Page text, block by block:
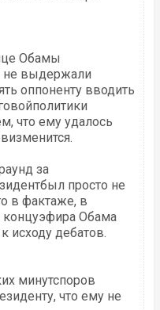
Обамы
не выдержали
оппоненту вводить
что ему удалось
за
просто не
в фактаже, в
концуэфира Обама
исходу дебатов.
минутспоров
что ему не